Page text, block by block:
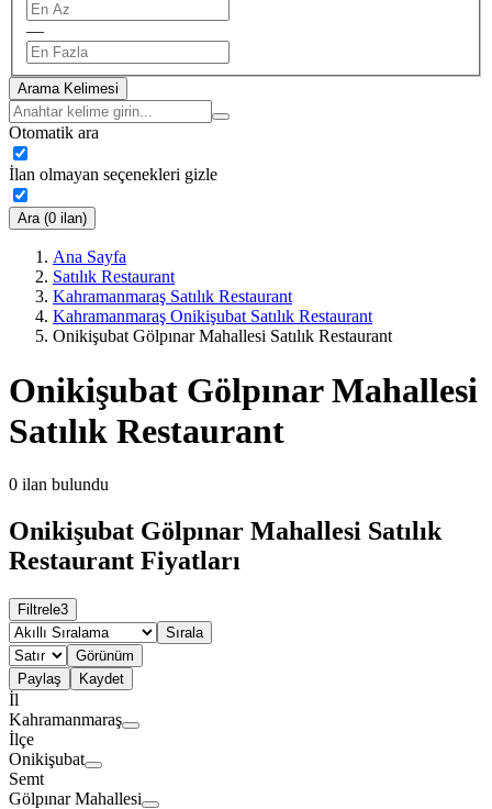
—
Arama Kelimesi
Otomatik ara
İlan olmayan seçenekleri gizle
Ara (0 ilan)
Ana Sayfa
Satılık Restaurant
Kahramanmaraş Satılık Restaurant
Kahramanmaraş Onikişubat Satılık Restaurant
Onikişubat Gölpınar Mahallesi Satılık Restaurant
Onikişubat Gölpınar Mahallesi
Satılık Restaurant
0 ilan bulundu
Onikişubat Gölpınar Mahallesi Satılık
Restaurant Fiyatları
Filtrele3
Sırala
Görünüm
Paylaş
Kaydet
İl
Kahramanmaraş
İlçe
Onikişubat
Semt
Gölpınar Mahallesi